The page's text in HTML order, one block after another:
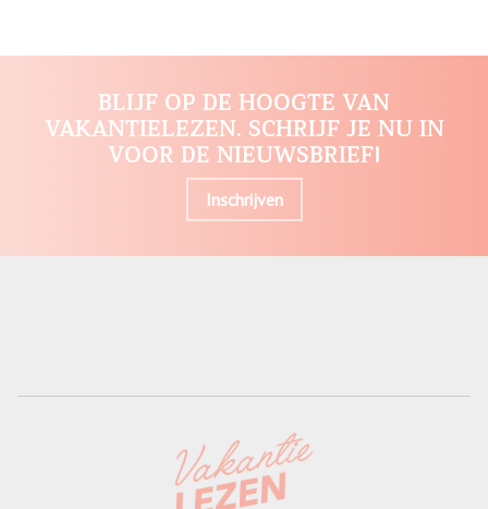
BLIJF OP DE HOOGTE VAN
VAKANTIELEZEN. SCHRIJF JE NU IN
VOOR DE NIEUWSBRIEF!
Inschrijven